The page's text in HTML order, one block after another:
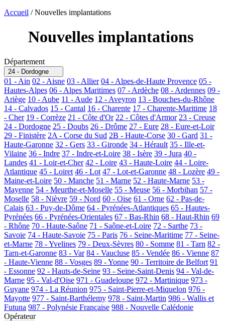
Accueil / Nouvelles implantations
Nouvelles implantations
Département
24 - Dordogne
01 - Ain 02 - Aisne 03 - Allier 04 - Alpes-de-Haute Provence 05 -
Hautes-Alpes 06 - Alpes Maritimes 07 - Ardèche 08 - Ardennes 09 -
Ariège 10 - Aube 11 - Aude 12 - Aveyron 13 - Bouches-du-Rhône
14 - Calvados 15 - Cantal 16 - Charente 17 - Charente-Maritime 18
- Cher 19 - Corrèze 21 - Côte d'Or 22 - Côtes d'Armor 23 - Creuse
24 - Dordogne 25 - Doubs 26 - Drôme 27 - Eure 28 - Eure-et-Loir
29 - Finistère 2A - Corse du Sud 2B - Haute-Corse 30 - Gard 31 -
Haute-Garonne 32 - Gers 33 - Gironde 34 - Hérault 35 - Ille-et-
Vilaine 36 - Indre 37 - Indre-et-Loire 38 - Isère 39 - Jura 40 -
Landes 41 - Loir-et-Cher 42 - Loire 43 - Haute-Loire 44 - Loire-
Atlantique 45 - Loiret 46 - Lot 47 - Lot-et-Garonne 48 - Lozère 49 -
Maine-et-Loire 50 - Manche 51 - Marne 52 - Haute-Marne 53 -
Mayenne 54 - Meurthe-et-Moselle 55 - Meuse 56 - Morbihan 57 -
Moselle 58 - Nièvre 59 - Nord 60 - Oise 61 - Orne 62 - Pas-de-
Calais 63 - Puy-de-Dôme 64 - Pyrénées-Atlantiques 65 - Hautes-
Pyrénées 66 - Pyrénées-Orientales 67 - Bas-Rhin 68 - Haut-Rhin 69
- Rhône 70 - Haute-Saône 71 - Saône-et-Loire 72 - Sarthe 73 -
Savoie 74 - Haute-Savoie 75 - Paris 76 - Seine-Maritime 77 - Seine-
et-Marne 78 - Yvelines 79 - Deux-Sèvres 80 - Somme 81 - Tarn 82 -
Tarn-et-Garonne 83 - Var 84 - Vaucluse 85 - Vendée 86 - Vienne 87
- Haute-Vienne 88 - Vosges 89 - Yonne 90 - Territoire de Belfort 91
- Essonne 92 - Hauts-de-Seine 93 - Seine-Saint-Denis 94 - Val-de-
Marne 95 - Val-d'Oise 971 - Guadeloupe 972 - Martinique 973 -
Guyane 974 - La Réunion 975 - Saint-Pierre-et-Miquelon 976 -
Mayotte 977 - Saint-Barthélemy 978 - Saint-Martin 986 - Wallis et
Futuna 987 - Polynésie Française 988 - Nouvelle Calédonie
Opérateur